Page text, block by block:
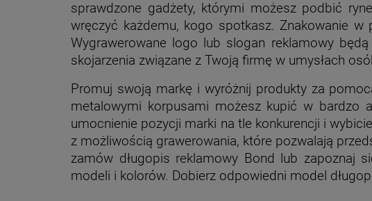
sprawdzone gadżety, którymi możesz podbić
wręczyć każdemu, kogo spotkasz. Znakowanie
Wygrawerowane logo lub slogan reklamowy
skojarzenia związane z Twoją firmę w umysłach
Promuj swoją markę i wyróżnij produkty za
metalowymi korpusami możesz kupić w bardzo
umocnienie pozycji marki na tle konkurencji i
z możliwością grawerowania, które pozwalają
zamów długopis reklamowy Bond lub zapoznaj
modeli i kolorów. Dobierz odpowiedni model